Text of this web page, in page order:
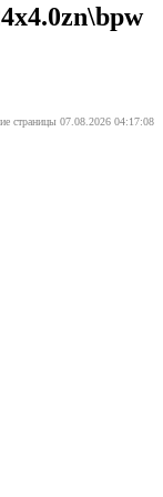
страницы 07.08.2026 04:17:08